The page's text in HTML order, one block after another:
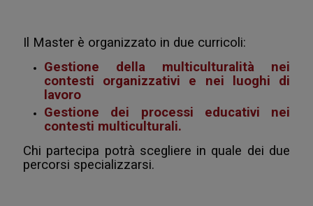
Il Master è organizzato in due curricoli:
Gestione della multiculturalità nei
contesti organizzativi e nei luoghi di
lavoro
Gestione dei processi educativi nei
contesti multiculturali.
Chi partecipa potrà scegliere in quale dei due
percorsi specializzarsi.